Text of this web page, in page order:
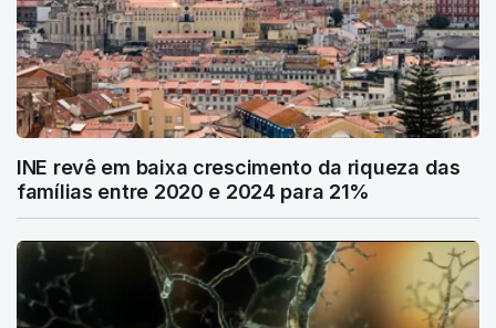
INE revê em baixa crescimento da riqueza das
famílias entre 2020 e 2024 para 21%